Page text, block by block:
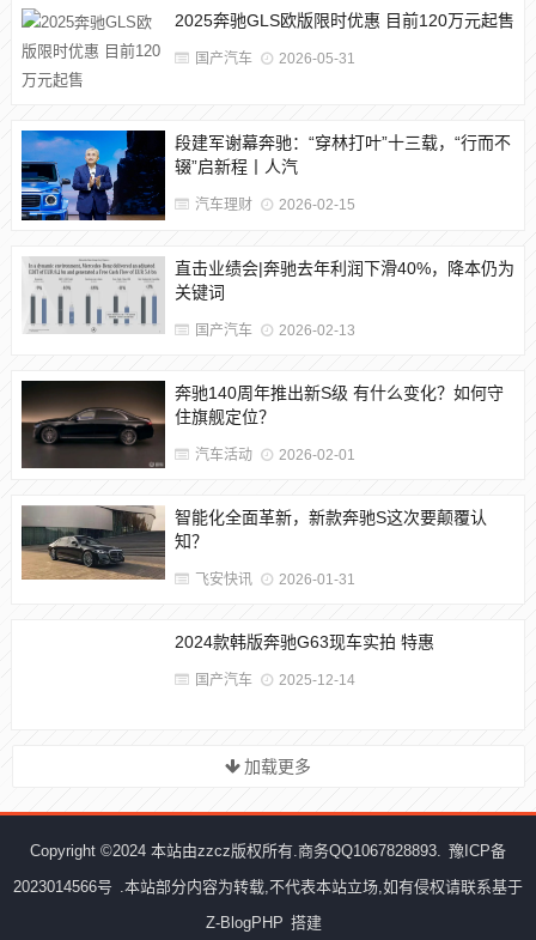
2025奔驰GLS欧版限时优惠 目前120万元起售
国产汽车 2026-05-31
段建军谢幕奔驰：“穿林打叶”十三载，“行而不
辍”启新程丨人汽
汽车理财 2026-02-15
直击业绩会|奔驰去年利润下滑40%，降本仍为
关键词
国产汽车 2026-02-13
奔驰140周年推出新S级 有什么变化？如何守
住旗舰定位？
汽车活动 2026-02-01
智能化全面革新，新款奔驰S这次要颠覆认
知？
飞安快讯 2026-01-31
2024款韩版奔驰G63现车实拍 特惠
国产汽车 2025-12-14
加载更多
Copyright ©2024 本站由zzcz版权所有.商务QQ1067828893. 豫ICP备
2023014566号 .本站部分内容为转载,不代表本站立场,如有侵权请联系基于
Z-BlogPHP 搭建